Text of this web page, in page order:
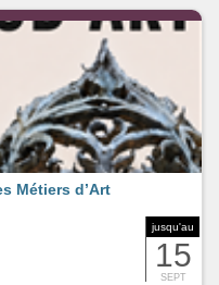
jusqu'au
15
SEPT
Métiers d’Art